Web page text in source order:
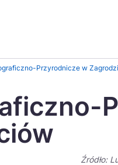
Miasta
regionów
Norsk
Przyrodnicze w
Źródło: